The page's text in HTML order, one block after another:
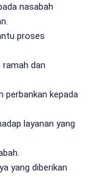
nasabah
proses
ramah dan
perbankan kepada
layanan yang
yang diberikan